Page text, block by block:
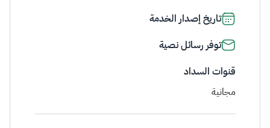
تاريخ إصدار الخدمة
توفر رسائل نصية
قنوات السداد
مجانية